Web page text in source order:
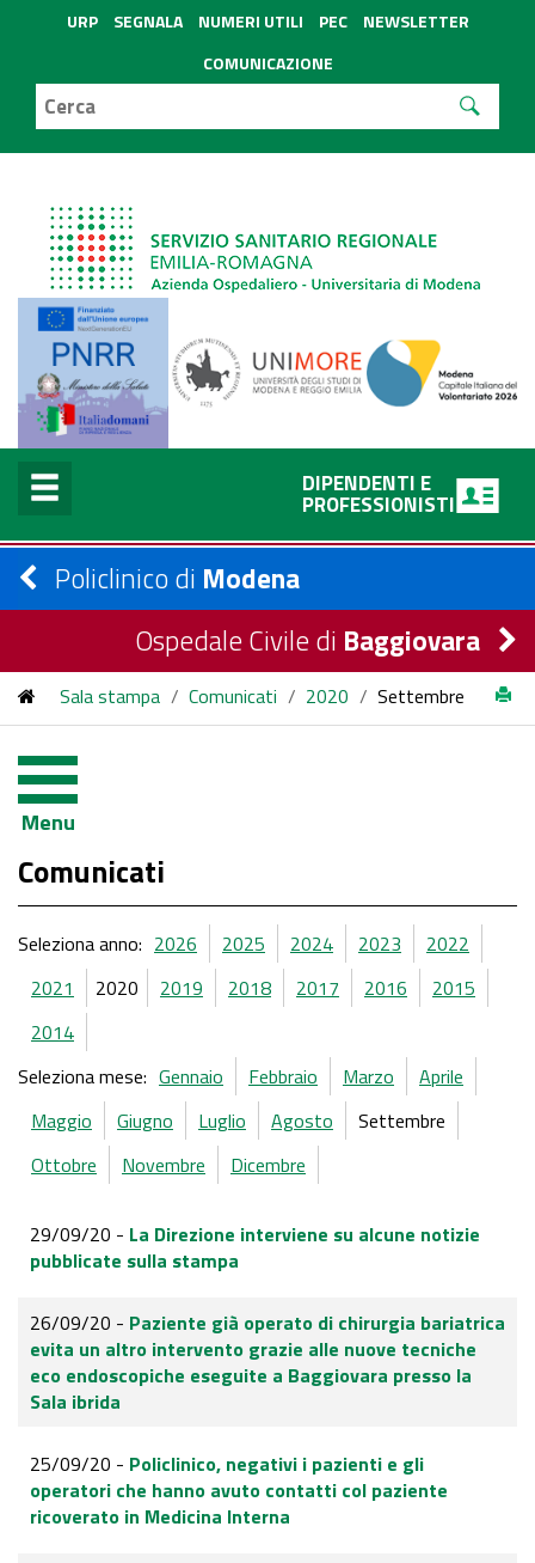
URP SEGNALA NUMERI UTILI PEC
NEWSLETTER
COMUNICAZIONE
DIPENDENTI E
PROFESSIONISTI
Policlinico di Modena
Ospedale Civile di Baggiovara
Sala stampa / Comunicati / 2020 / Settembre
Menu
Comunicati
Seleziona anno: 2026 2025 2024 2023
2022
2021
2020 2019 2018 2017 2016
2015
2014
Seleziona mese: Gennaio Febbraio Marzo
Aprile
Maggio
Giugno Luglio Agosto
Settembre
Ottobre
Novembre Dicembre
29/09/20 - La Direzione interviene su alcune notizie
pubblicate sulla stampa
26/09/20 - Paziente già operato di chirurgia bariatrica
evita un altro intervento grazie alle nuove tecniche
eco endoscopiche eseguite a Baggiovara presso la
Sala ibrida
25/09/20 - Policlinico, negativi i pazienti e gli
operatori che hanno avuto contatti col paziente
ricoverato in Medicina Interna